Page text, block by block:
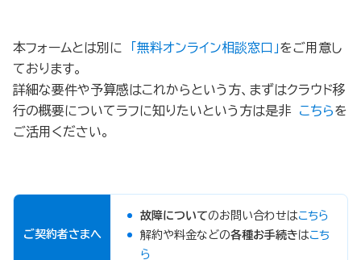
本フォームとは別に 「無料オンライン相談窓口」をご用意し
ております。
詳細な要件や予算感はこれからという方、まずはクラウド移
行の概要についてラフに知りたいという方は是非
こちらを
ご活用ください。
ご契約者さまへ
故障についてのお問い合わせはこちら
解約や料金などの各種お手続きはこち
ら